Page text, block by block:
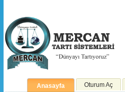
Anasayfa Oturum Aç